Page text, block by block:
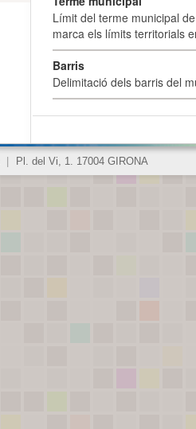
Límit del terme municipal
marca els límits territorials
Barris
Delimitació dels barris del
Pl. del Vi, 1. 17004 GIRONA